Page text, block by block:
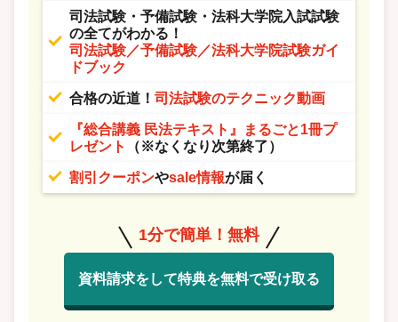
司法試験・予備試験・法科大学院入試試験
の全てがわかる！
司法試験／予備試験／法科大学院試験ガイ
ドブック
合格の近道！ 司法試験のテクニック動画
『総合講義 民法テキスト』まるごと1冊プ
レゼント
（※なくなり次第終了）
割引クーポンやsale情報が届く
1分で簡単！無料
資料請求をして特典を無料で受け取る